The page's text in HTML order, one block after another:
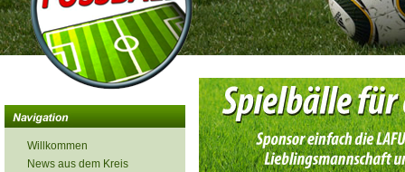
Willkommen
News aus dem Kreis